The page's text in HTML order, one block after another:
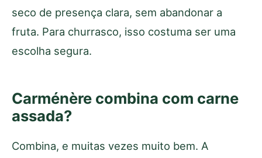
seco de presença clara, sem abandonar a
fruta. Para churrasco, isso costuma ser uma
escolha segura.
Carménère combina com carne
assada?
Combina, e muitas vezes muito bem. A